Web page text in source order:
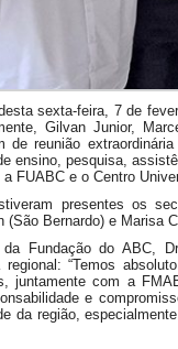
sexta-feira, 7 de
Gilvan Junior,
de reunião
ensino, pesquisa,
FUABC e o Centro
presentes os
(São Bernardo) e Marisa
da Fundação do ABC,
regional: “Temos
juntamente com a
e
da região,